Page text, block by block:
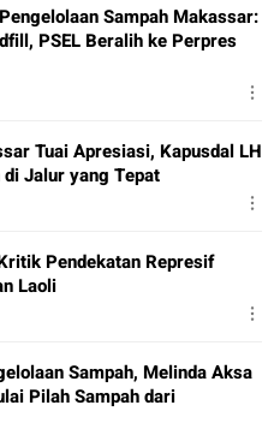
Sampah Makassar:
PSEL Beralih ke Perpres
Tuai Apresiasi, Kapusdal LH
di Jalur yang Tepat
Pendekatan Represif
Laoli
Sampah, Melinda Aksa
Pilah Sampah dari